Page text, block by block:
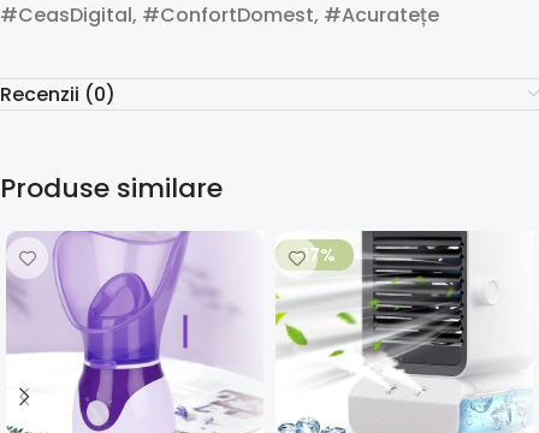
#CeasDigital, #ConfortDomest, #Acuratețe
Recenzii (0)
Produse similare
-17%